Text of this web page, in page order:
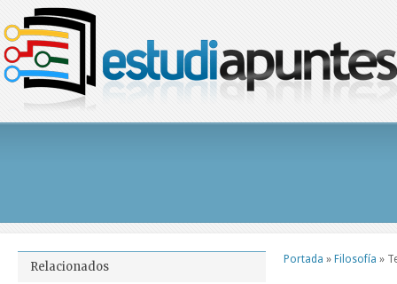
Portada » Filosofía »
Relacionados